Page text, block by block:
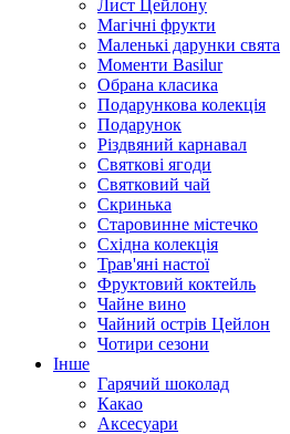
Лист Цейлону
Магічні фрукти
Маленькі дарунки свята
Моменти Basilur
Обрана класика
Подарункова колекція
Подарунок
Різдвяний карнавал
Святкові ягоди
Святковий чай
Скринька
Старовинне містечко
Східна колекція
Трав'яні настої
Фруктовий коктейль
Чайне вино
Чайний острів Цейлон
Чотири сезони
Інше
Гарячий шоколад
Какао
Аксесуари